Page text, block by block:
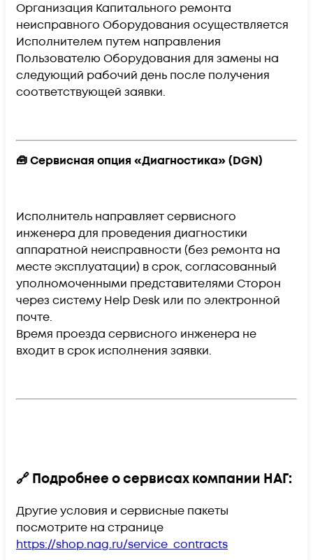
Организация Капитального ремонта
неисправного Оборудования осуществляется
Исполнителем путем направления
Пользователю Оборудования для замены на
следующий рабочий день после получения
соответствующей заявки.
🧰 Сервисная опция «Диагностика» (DGN)
Исполнитель направляет сервисного
инженера для проведения диагностики
аппаратной неисправности (без ремонта на
месте эксплуатации) в срок, согласованный
уполномоченными представителями Сторон
через систему Help Desk или по электронной
почте.
Время проезда сервисного инженера не
входит в срок исполнения заявки.
🔗 Подробнее о сервисах компании НАГ:
Другие условия и сервисные пакеты
посмотрите на странице
https://shop.nag.ru/service_contracts